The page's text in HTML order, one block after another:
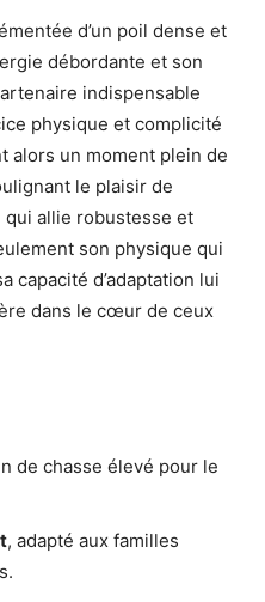
d’un poil dense et
débordante et son
indispensable
physique et complicité
alors un moment plein de
le plaisir de
qui allie robustesse et
son physique qui
d’adaptation lui
dans le cœur de ceux
de chasse élevé pour le
, adapté aux familles